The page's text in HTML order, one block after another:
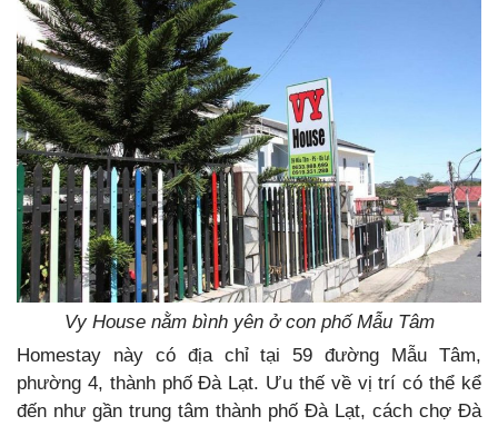
Vy House nằm bình yên ở con phố Mẫu Tâm
Homestay này có địa chỉ tại 59 đường Mẫu Tâm,
phường 4, thành phố Đà Lạt. Ưu thế về vị trí có thể kể
đến như gần trung tâm thành phố Đà Lạt, cách chợ Đà